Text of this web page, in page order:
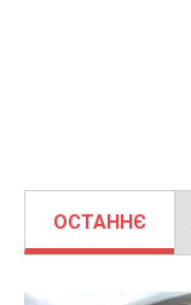
ОСТАННЄ